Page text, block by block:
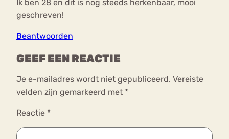
Ik ben 28 en dit is nog steeds herkenbaar, mooi
geschreven!
Beantwoorden
GEEF EEN REACTIE
Je e-mailadres wordt niet gepubliceerd. Vereiste
velden zijn gemarkeerd met *
Reactie *